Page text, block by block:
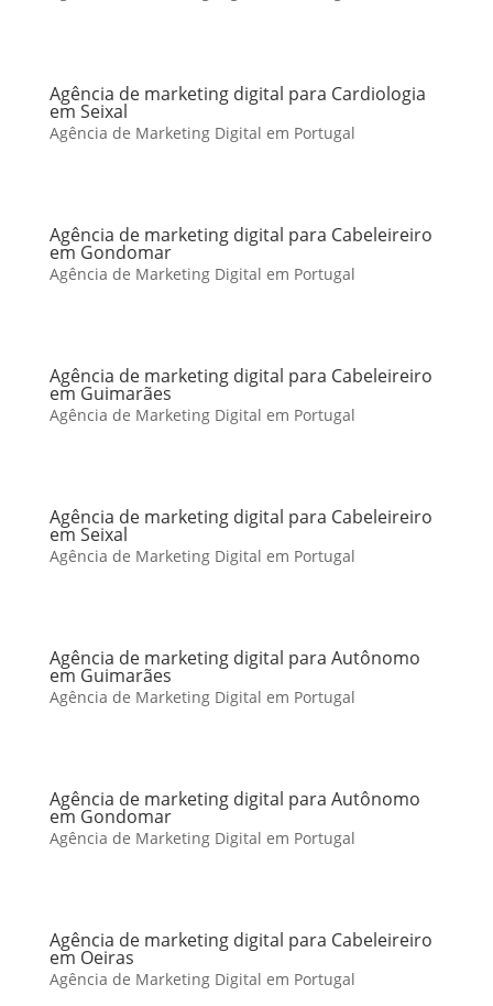
Agência de marketing digital para Cardiologia
em Seixal
Agência de Marketing Digital em Portugal
Agência de marketing digital para Cabeleireiro
em Gondomar
Agência de Marketing Digital em Portugal
Agência de marketing digital para Cabeleireiro
em Guimarães
Agência de Marketing Digital em Portugal
Agência de marketing digital para Cabeleireiro
em Seixal
Agência de Marketing Digital em Portugal
Agência de marketing digital para Autônomo
em Guimarães
Agência de Marketing Digital em Portugal
Agência de marketing digital para Autônomo
em Gondomar
Agência de Marketing Digital em Portugal
Agência de marketing digital para Cabeleireiro
em Oeiras
Agência de Marketing Digital em Portugal